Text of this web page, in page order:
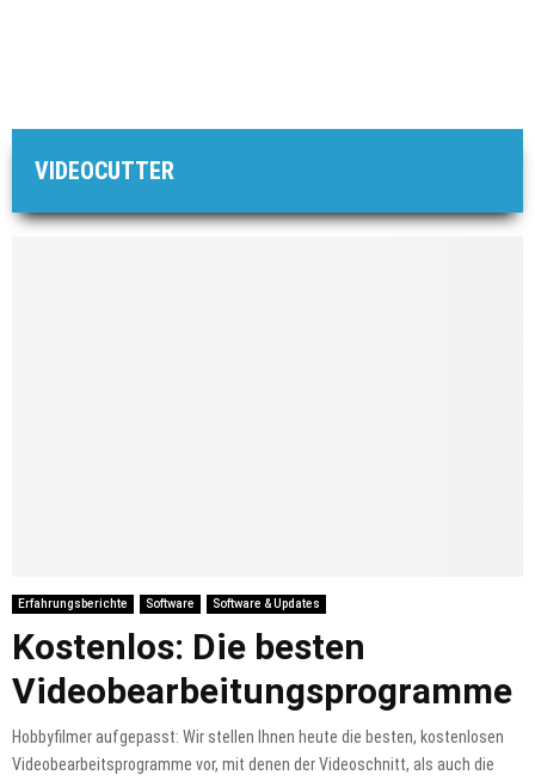
VIDEOCUTTER
Erfahrungsberichte Software Software & Updates
Kostenlos: Die besten
Videobearbeitungsprogramme
Hobbyfilmer aufgepasst: Wir stellen Ihnen heute die besten, kostenlosen
Videobearbeitsprogramme vor, mit denen der Videoschnitt, als auch die